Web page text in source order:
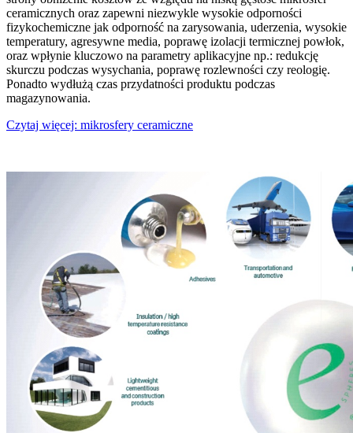
ceramicznych oraz zapewni niezwykle wysokie odporności
fizykochemiczne jak odporność na zarysowania, uderzenia, wysokie
temperatury, agresywne media, poprawę izolacji termicznej powłok,
oraz wpłynie kluczowo na parametry aplikacyjne np.: redukcję
skurczu podczas wysychania, poprawę rozlewności czy reologię.
Ponadto wydłużą czas przydatności produktu podczas
magazynowania.
Czytaj więcej: mikrosfery ceramiczne